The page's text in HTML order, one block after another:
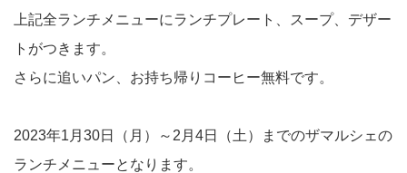
上記全ランチメニューにランチプレート、スープ、デザー
トがつきます。
さらに追いパン、お持ち帰りコーヒー無料です。
2023年1月30日（月）～2月4日（土）までのザマルシェの
ランチメニューとなります。